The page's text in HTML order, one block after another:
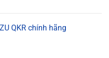
QKR chính hãng